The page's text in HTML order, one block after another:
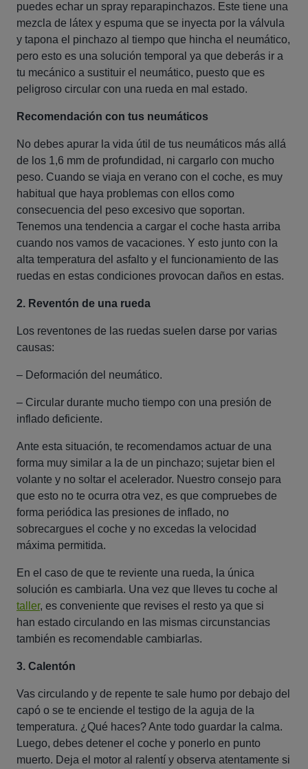
puedes echar un spray reparapinchazos. Este tiene una
mezcla de látex y espuma que se inyecta por la válvula
y tapona el pinchazo al tiempo que hincha el neumático,
pero esto es una solución temporal ya que deberás ir a
tu mecánico a sustituir el neumático, puesto que es
peligroso circular con una rueda en mal estado.
Recomendación con tus neumáticos
No debes apurar la vida útil de tus neumáticos más allá
de los 1,6 mm de profundidad, ni cargarlo con mucho
peso. Cuando se viaja en verano con el coche, es muy
habitual que haya problemas con ellos como
consecuencia del peso excesivo que soportan.
Tenemos una tendencia a cargar el coche hasta arriba
cuando nos vamos de vacaciones. Y esto junto con la
alta temperatura del asfalto y el funcionamiento de las
ruedas en estas condiciones provocan daños en estas.
2. Reventón de una rueda
Los reventones de las ruedas suelen darse por varias
causas:
– Deformación del neumático.
– Circular durante mucho tiempo con una presión de
inflado deficiente.
Ante esta situación, te recomendamos actuar de una
forma muy similar a la de un pinchazo; sujetar bien el
volante y no soltar el acelerador. Nuestro consejo para
que esto no te ocurra otra vez, es que compruebes de
forma periódica las presiones de inflado, no
sobrecargues el coche y no excedas la velocidad
máxima permitida.
En el caso de que te reviente una rueda, la única
solución es cambiarla. Una vez que lleves tu coche al
taller, es conveniente que revises el resto ya que si
han estado circulando en las mismas circunstancias
también es recomendable cambiarlas.
3. Calentón
Vas circulando y de repente te sale humo por debajo del
capó o se te enciende el testigo de la aguja de la
temperatura. ¿Qué haces? Ante todo guardar la calma.
Luego, debes detener el coche y ponerlo en punto
muerto. Deja el motor al ralentí y observa atentamente si